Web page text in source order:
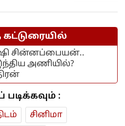
கட்டுரையில்
சின்னப்பையன்..
அணியில்?
:
சினிமா